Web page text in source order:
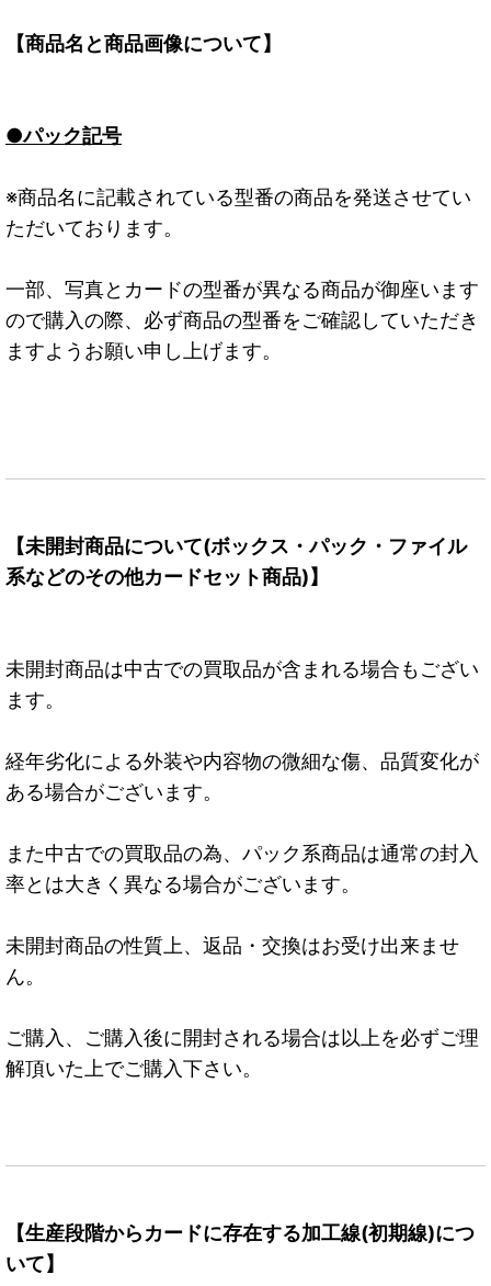
【商品名と商品画像について】
●パック記号
※商品名に記載されている型番の商品を発送させてい
ただいております。
一部、写真とカードの型番が異なる商品が御座います
ので購入の際、必ず商品の型番をご確認していただき
ますようお願い申し上げます。
【未開封商品について(ボックス・パック・ファイル
系などのその他カードセット商品)】
未開封商品は中古での買取品が含まれる場合もござい
ます。
経年劣化による外装や内容物の微細な傷、品質変化が
ある場合がございます。
また中古での買取品の為、パック系商品は通常の封入
率とは大きく異なる場合がございます。
未開封商品の性質上、返品・交換はお受け出来ませ
ん。
ご購入、ご購入後に開封される場合は以上を必ずご理
解頂いた上でご購入下さい。
【生産段階からカードに存在する加工線(初期線)につ
いて】